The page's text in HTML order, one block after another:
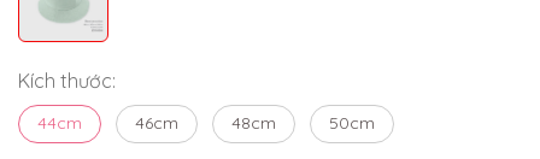
Kích thước:
44cm 46cm 48cm 50cm